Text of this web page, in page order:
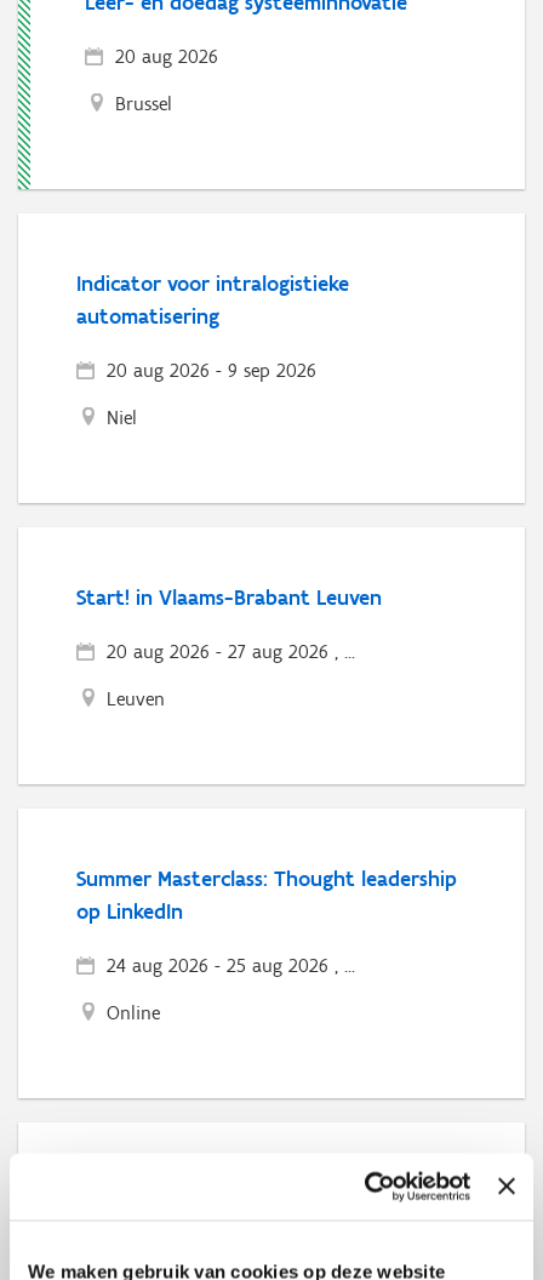
We maken gebruik van cookies op deze website
20 aug 2026
Brussel
Indicator voor intralogistieke
automatisering
20 aug 2026 - 9 sep 2026
Niel
Start! in Vlaams-Brabant Leuven
20 aug 2026 - 27 aug 2026 , ...
Leuven
Summer Masterclass: Thought leadership
op LinkedIn
24 aug 2026 - 25 aug 2026 , ...
Online